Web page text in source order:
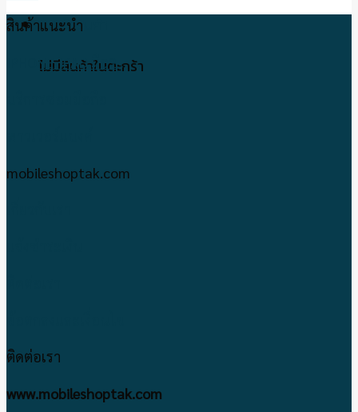
ตะกร้าสินค้า
ไม่มีสินค้าในตะกร้า
สินค้าแนะนำ
IPHONE-IPAD มือ2
mobileshoptak.com
ติดต่อเรา
www.mobileshoptak.com